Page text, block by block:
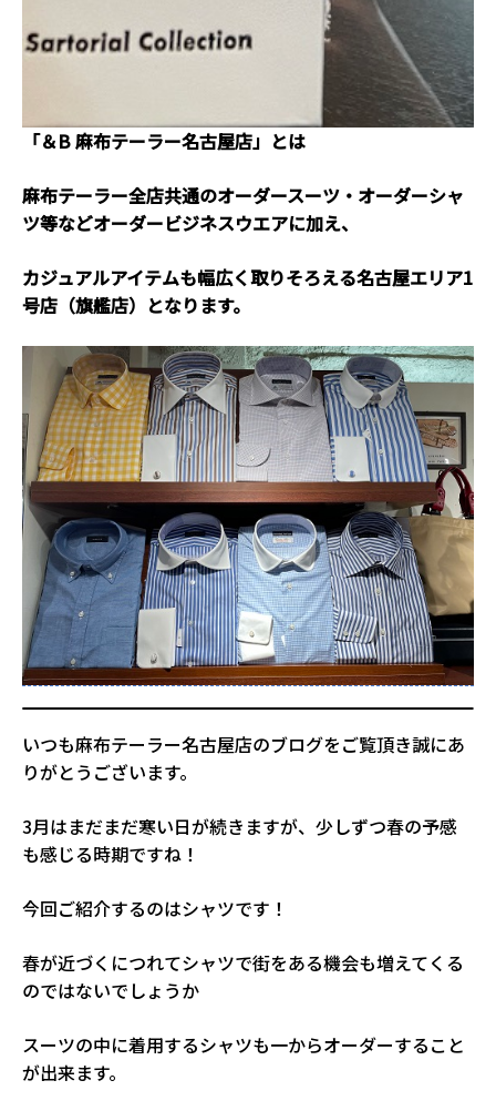
「＆B 麻布テーラー名古屋店」とは
麻布テーラー全店共通のオーダースーツ・オーダーシャ
ツ等などオーダービジネスウエアに加え、
カジュアルアイテムも幅広く取りそろえる名古屋エリア1
号店（旗艦店）となります。
いつも麻布テーラー名古屋店のブログをご覧頂き誠にあ
りがとうございます。
3月はまだまだ寒い日が続きますが、少しずつ春の予感
も感じる時期ですね！
今回ご紹介するのはシャツです！
春が近づくにつれてシャツで街をある機会も増えてくる
のではないでしょうか
スーツの中に着用するシャツも一からオーダーすること
が出来ます。